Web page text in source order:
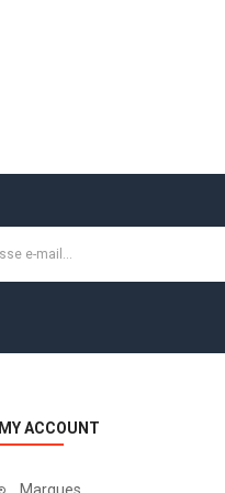
MY ACCOUNT